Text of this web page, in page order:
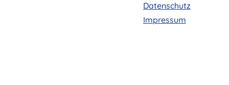
Datenschutz
Impressum